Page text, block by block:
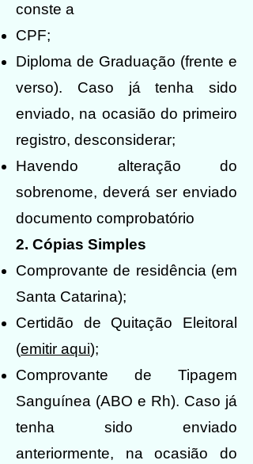
conste a
CPF;
Diploma de Graduação (frente e
verso). Caso já tenha sido
enviado, na ocasião do primeiro
registro, desconsiderar;
Havendo alteração do
sobrenome, deverá ser enviado
documento comprobatório
2. Cópias Simples
Comprovante de residência (em
Santa Catarina);
Certidão de Quitação Eleitoral
(emitir aqui);
Comprovante de Tipagem
Sanguínea (ABO e Rh). Caso já
tenha sido enviado
anteriormente, na ocasião do